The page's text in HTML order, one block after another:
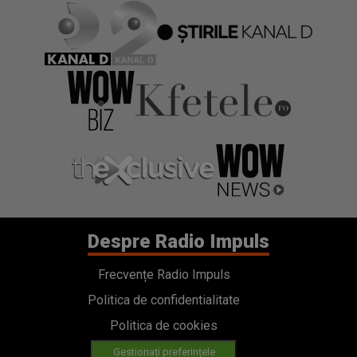
Despre Radio Impuls
Frecvențe Radio Impuls
Politica de confidentialitate
Politica de cookies
Gestionați preferințele